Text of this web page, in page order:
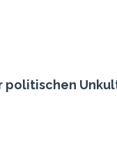
politischen